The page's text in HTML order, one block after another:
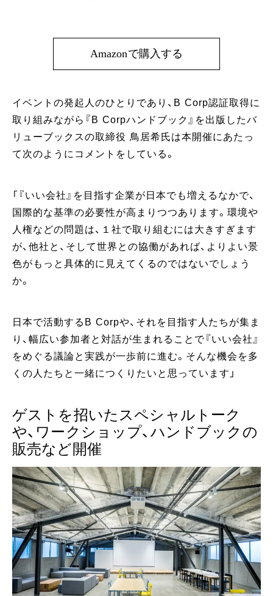
Amazonで購入する
イベントの発起人のひとりであり、B Corp認証取得に
取り組みながら『B Corpハンドブック』を出版したバ
リューブックスの取締役 鳥居希氏は本開催にあたっ
て次のようにコメントをしている。
「『いい会社』を目指す企業が日本でも増えるなかで、
国際的な基準の必要性が高まりつつあります。環境や
人権などの問題は、１社で取り組むには大きすぎます
が、他社と、そして世界との協働があれば、よりよい景
色がもっと具体的に見えてくるのではないでしょう
か。
日本で活動するB Corpや、それを目指す人たちが集ま
り、幅広い参加者と対話が生まれることで『いい会社』
をめぐる議論と実践が一歩前に進む。そんな機会を多
くの人たちと一緒につくりたいと思っています」
ゲストを招いたスペシャルトーク
や、ワークショップ、ハンドブックの
販売など開催